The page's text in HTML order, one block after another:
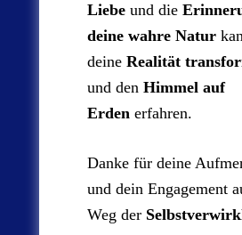
Liebe und die
deine wahre Natur
deine Realität
und den Himmel auf
Erden erfahren.
Danke für deine
und dein Engagement
Weg der